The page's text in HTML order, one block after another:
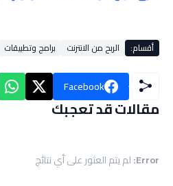
أقسام: الربح من الانترنت برامج وتطبيقات
Facebook
مقالات قد تعجبك
Error: لم يتم العثور على أي نتائج